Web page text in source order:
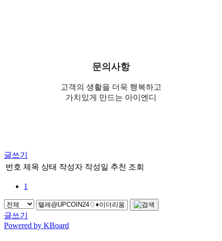
문의사항
고객의 생활을 더욱 행복하고
가치있게 만드는 아이엔디
글쓰기
번호 제목 상태 작성자 작성일 추천 조회
1
글쓰기
Powered by KBoard